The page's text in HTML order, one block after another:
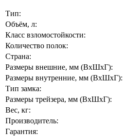
Тип:
Объём, л:
Класс взломостойкости:
Количество полок:
Страна:
Размеры внешние, мм (ВхШхГ):
Размеры внутренние, мм (ВхШхГ):
Тип замка:
Размеры трейзера, мм (ВхШхГ):
Вес, кг:
Производитель:
Гарантия: